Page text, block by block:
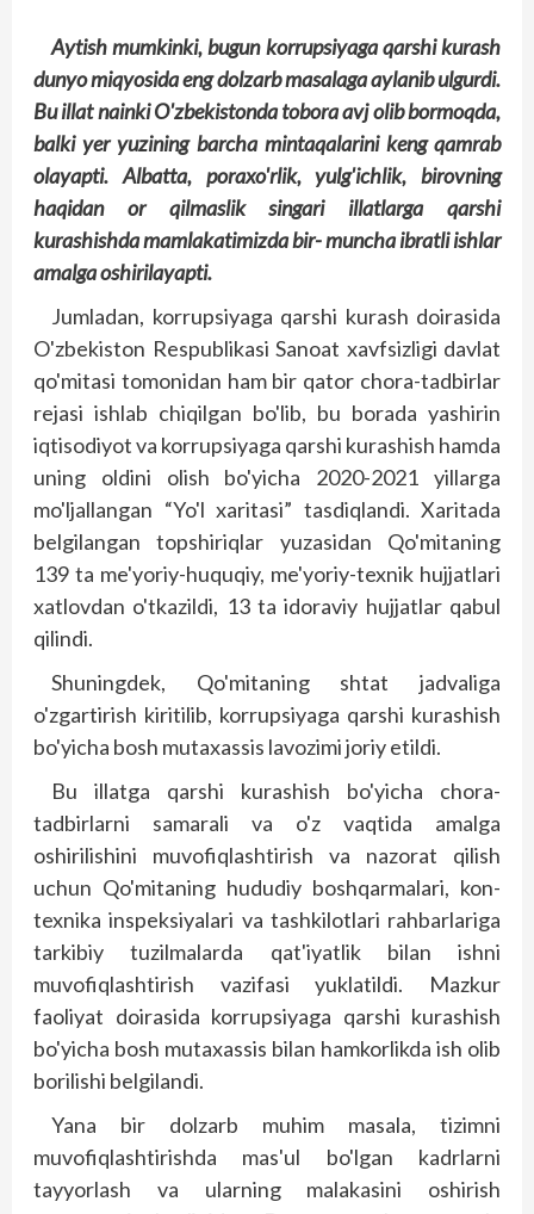
Aytish mumkinki, bugun korrupsiyaga qarshi kurash
dunyo miqyosida eng dolzarb masalaga aylanib ulgurdi.
Bu illat nainki O'zbekistonda tobora avj olib bormoqda,
balki yer yuzining barcha mintaqalarini keng qamrab
olayapti. Albatta, poraxo'rlik, yulg'ichlik, birovning
haqidan or qilmaslik singari illatlarga qarshi
kurashishda mamlakatimizda bir- muncha ibratli ishlar
amalga oshirilayapti.
Jumladan, korrupsiyaga qarshi kurash doirasida
O'zbekiston Respublikasi Sanoat xavfsizligi davlat
qo'mitasi tomonidan ham bir qator chora-tadbirlar
rejasi ishlab chiqilgan bo'lib, bu borada yashirin
iqtisodiyot va korrupsiyaga qarshi kurashish hamda
uning oldini olish bo'yicha 2020-2021 yillarga
mo'ljallangan “Yo'l xaritasi” tasdiqlandi. Xaritada
belgilangan topshiriqlar yuzasidan Qo'mitaning
139 ta me'yoriy-huquqiy, me'yoriy-texnik hujjatlari
xatlovdan o'tkazildi, 13 ta idoraviy hujjatlar qabul
qilindi.
Shuningdek, Qo'mitaning shtat jadvaliga
o'zgartirish kiritilib, korrupsiyaga qarshi kurashish
bo'yicha bosh mutaxassis lavozimi joriy etildi.
Bu illatga qarshi kurashish bo'yicha chora-
tadbirlarni samarali va o'z vaqtida amalga
oshirilishini muvofiqlashtirish va nazorat qilish
uchun Qo'mitaning hududiy boshqarmalari, kon-
texnika inspeksiyalari va tashkilotlari rahbarlariga
tarkibiy tuzilmalarda qat'iyatlik bilan ishni
muvofiqlashtirish vazifasi yuklatildi. Mazkur
faoliyat doirasida korrupsiyaga qarshi kurashish
bo'­yicha bosh mutaxassis bilan hamkorlikda ish olib
borilishi belgilandi.
Yana bir dolzarb muhim masala, tizimni
muvofiqlashtirishda mas'ul bo'lgan kadrlarni
tayyorlash va ularning malakasini oshirish